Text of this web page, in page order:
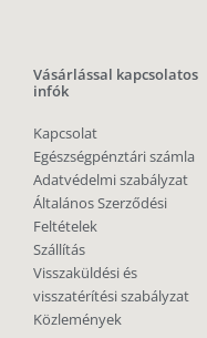
Vásárlással kapcsolatos
infók
Kapcsolat
Egészségpénztári számla
Adatvédelmi szabályzat
Általános Szerződési
Feltételek
Szállítás
Visszaküldési és
visszatérítési szabályzat
Közlemények